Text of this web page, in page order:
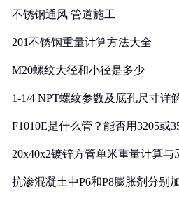
不锈钢通风 管道施工
201不锈钢重量计算方法大全
M20螺纹大径和小径是多少
1-1/4 NPT螺纹参数及底孔尺寸详
F1010E是什么管？能否用3205或
20x40x2镀锌方管单米重量计算与
抗渗混凝土中P6和P8膨胀剂分别